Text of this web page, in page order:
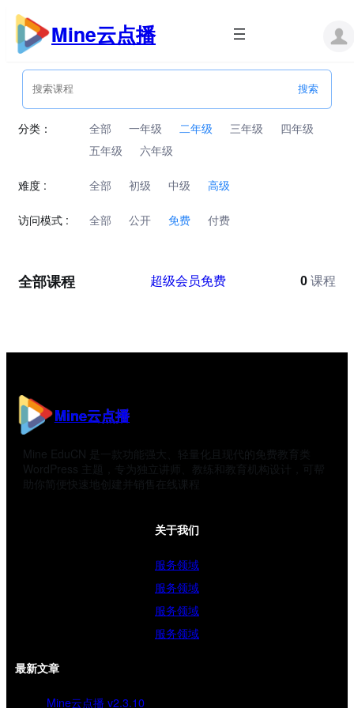
跳
内
Mine云点播
分类： 全部 一年级 二年级 三年级
四年级
五年级
六年级
难度 : 全部 初级 中级 高级
访问模式 : 全部 公开 免费 付费
全部课程 超级会员免费 0 课程
Mine云点播
Mine EduCN 是一款功能强大、轻量化且现代的免费教育类
WordPress 主题，专为独立讲师、教练和教育机构设计，可帮
助你简便快速地创建并销售在线课程
关于我们
服务领域
服务领域
服务领域
服务领域
最新文章
Mine云点播 v2.3.10